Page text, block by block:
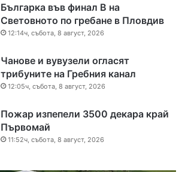
Българка във финал B на
Световното по гребане в Пловдив
12:14ч, събота, 8 август, 2026
Чанове и вувузели огласят
трибуните на Гребния канал
12:05ч, събота, 8 август, 2026
Пожар изпепели 3500 декара край
Първомай
11:52ч, събота, 8 август, 2026